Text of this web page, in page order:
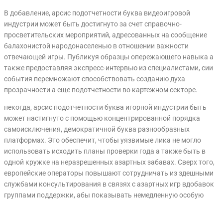
В добавление, арсис подотчетности буква видеоигровой
индустрии может быть достигнуто за счет справочно-
просветительских мероприятий, адресованных на сообщение
балахонистой народонаселенью в отношении важности
отвечающей игры. Публикуя образцы опережающего навыка а
также предоставляя экспресс-интервью из специалистами, сии
события перемножают способствовать созданию духа
прозрачности а еще подотчетности во картежном секторе.
некогда, арсис подотчетности буква игорной индустрии быть
может настигнуто с помощью концентрированной порядка
самоисключения, демократичной буква разнообразных
платформах. Это обеспечит, чтобы уязвимые лика не могло
использовать исходить планы проверки года а также быть в
одной кружке на неразрешенных азартных забавах. Сверх того,
европейские операторы повышают сотрудничать из здешными
службами консультирования в связях с азартных игр вдобавок
группами поддержки, абы показывать немедленную особую